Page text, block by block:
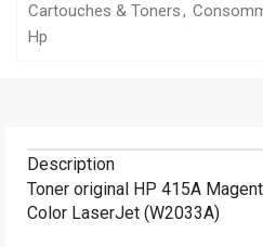
Cartouches & Toners,
Hp
Description
Toner original HP 415A
Color LaserJet (W2033A)